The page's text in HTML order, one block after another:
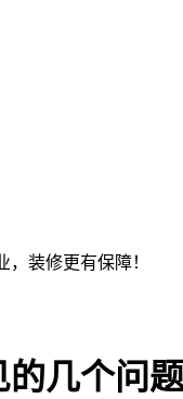
几个问题